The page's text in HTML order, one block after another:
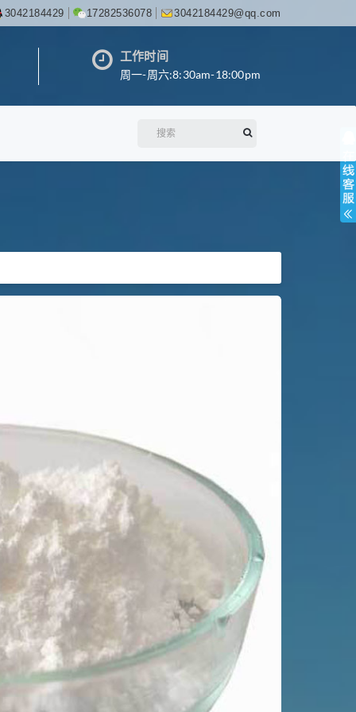
3042184429 17282536078 3042184429@qq.com
工作时间
周一-周六:8:30am-18:00pm